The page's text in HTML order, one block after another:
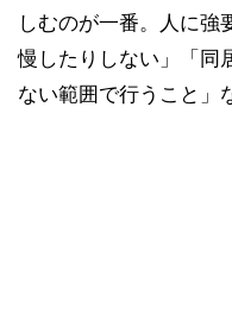
しむのが一番。人に強
慢したりしない」「同
ない範囲で行うこと」